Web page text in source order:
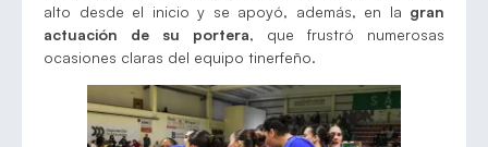
alto desde el inicio y se apoyó, además, en la gran
actuación de su portera, que frustró numerosas
ocasiones claras del equipo tinerfeño.